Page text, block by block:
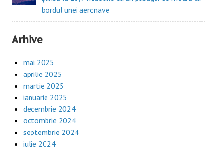
bordul unei aeronave
Arhive
mai 2025
aprilie 2025
martie 2025
ianuarie 2025
decembrie 2024
octombrie 2024
septembrie 2024
iulie 2024